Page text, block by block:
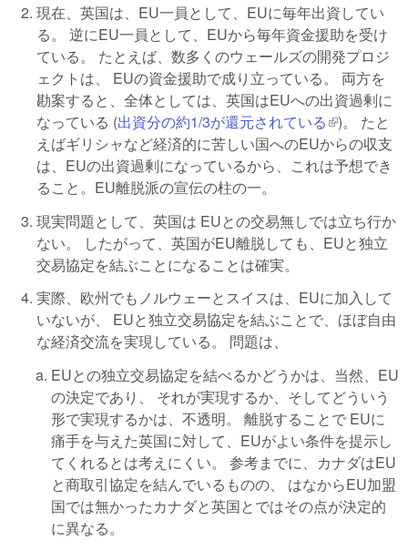
現在、英国は、EU一員として、EUに毎年出資してい
る。 逆にEU一員として、EUから毎年資金援助を受け
ている。 たとえば、数多くのウェールズの開発プロジ
ェクトは、 EUの資金援助で成り立っている。 両方を
勘案すると、全体としては、英国はEUへの出資過剰に
なっている (出資分の約1/3が還元されている(link is
external)
)。 たと
えばギリシャなど経済的に苦しい国へのEUからの収支
は、EUの出資過剰になっているから、これは予想でき
ること。EU離脱派の宣伝の柱の一。
現実問題として、英国は EUとの交易無しでは立ち行か
ない。 したがって、英国がEU離脱しても、EUと独立
交易協定を結ぶことになることは確実。
実際、欧州でもノルウェーとスイスは、EUに加入して
いないが、 EUと独立交易協定を結ぶことで、ほぼ自由
な経済交流を実現している。 問題は、
EUとの独立交易協定を結べるかどうかは、当然、EU
の決定であり、 それが実現するか、そしてどういう
形で実現するかは、不透明。 離脱することで EUに
痛手を与えた英国に対して、EUがよい条件を提示し
てくれるとは考えにくい。 参考までに、カナダはEU
と商取引協定を結んでいるものの、 はなからEU加盟
国では無かったカナダと英国とではその点が決定的
に異なる。